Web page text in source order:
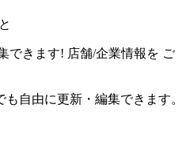
できます! 店舗/企業情報を ご
自由に更新・編集できます。